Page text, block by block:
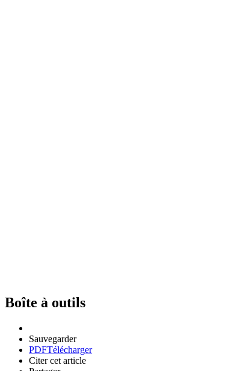
Boîte à outils
Sauvegarder
PDFTélécharger
Citer cet article